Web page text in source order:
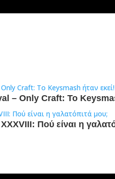
– Only Craft: To
Πού είναι η